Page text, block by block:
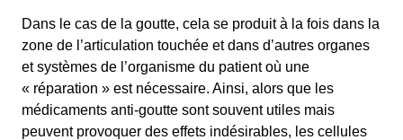
Dans le cas de la goutte, cela se produit à la fois dans la
zone de l’articulation touchée et dans d’autres organes
et systèmes de l’organisme du patient où une
« réparation » est nécessaire. Ainsi, alors que les
médicaments anti-goutte sont souvent utiles mais
peuvent provoquer des effets indésirables, les cellules